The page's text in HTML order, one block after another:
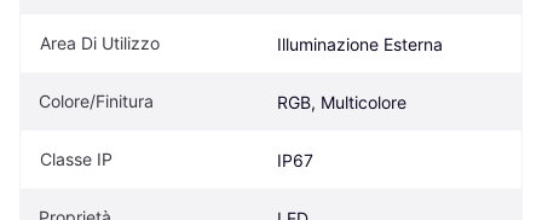
Area Di Utilizzo Illuminazione Esterna
Colore/Finitura RGB, Multicolore
Classe IP IP67